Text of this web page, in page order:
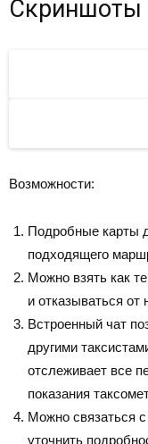
Скриншоты
Возможности:
Подробные карты
подходящего
Можно взять как
и отказываться от
Встроенный чат
другими
отслеживает все
показания
Можно связаться
уточнить